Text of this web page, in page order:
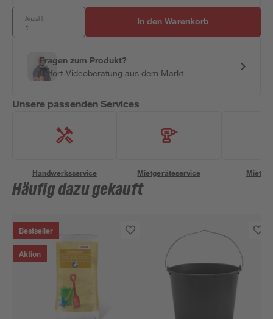
Anzahl: In den Warenkorb
Fragen zum Produkt?
Sofort-Videoberatung aus dem Markt
Unsere passenden Services
Handwerksservice Mietgeräteservice
Häufig dazu gekauft
Bestseller
Aktion